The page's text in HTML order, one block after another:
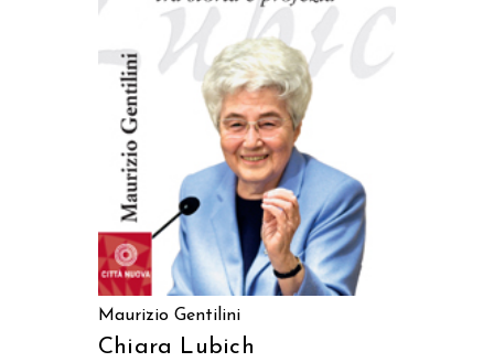
AGGIUNGI AL CARRELLO
Maurizio Gentilini
Chiara Lubich